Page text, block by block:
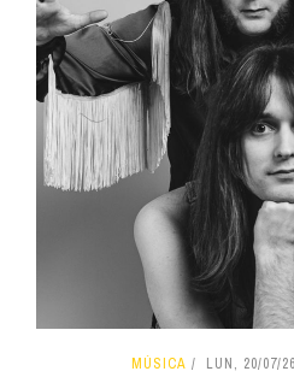
MÚSICA LUN, 20/07/26